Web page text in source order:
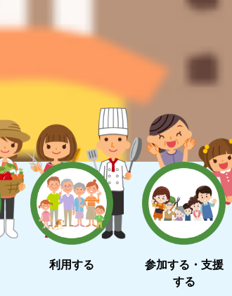
利用する
参加する・支援
する